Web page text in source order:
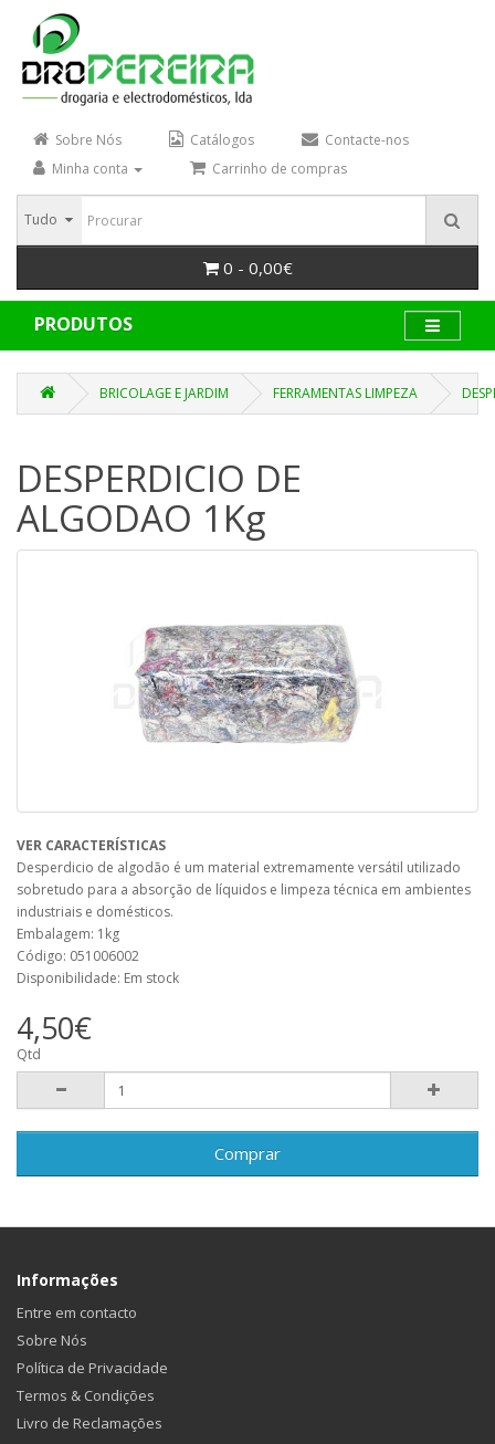
Sobre Nós Catálogos
Contacte-nos
Minha conta
Carrinho de compras
Tudo
0 - 0,00€
PRODUTOS
BRICOLAGE E JARDIM FERRAMENTAS LIMPEZA
DESPERDICIO DE
ALGODAO 1Kg
VER CARACTERÍSTICAS
Desperdicio de algodão é um material extremamente versátil utilizado
sobretudo para a absorção de líquidos e limpeza técnica em ambientes
industriais e domésticos.
Embalagem: 1kg
Código: 051006002
Disponibilidade: Em stock
4,50€
Qtd
Comprar
Informações
Entre em contacto
Sobre Nós
Política de Privacidade
Termos & Condições
Livro de Reclamações